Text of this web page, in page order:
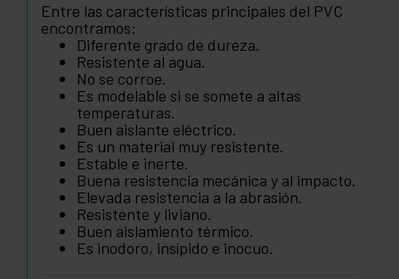
Entre las características principales del PVC
encontramos:
Diferente grado de dureza.
Resistente al agua.
No se corroe.
Es modelable si se somete a altas
temperaturas.
Buen aislante eléctrico.
Es un material muy resistente.
Estable e inerte.
Buena resistencia mecánica y al impacto.
Elevada resistencia a la abrasión.
Resistente y liviano.
Buen aislamiento térmico.
Es inodoro, insípido e inocuo.